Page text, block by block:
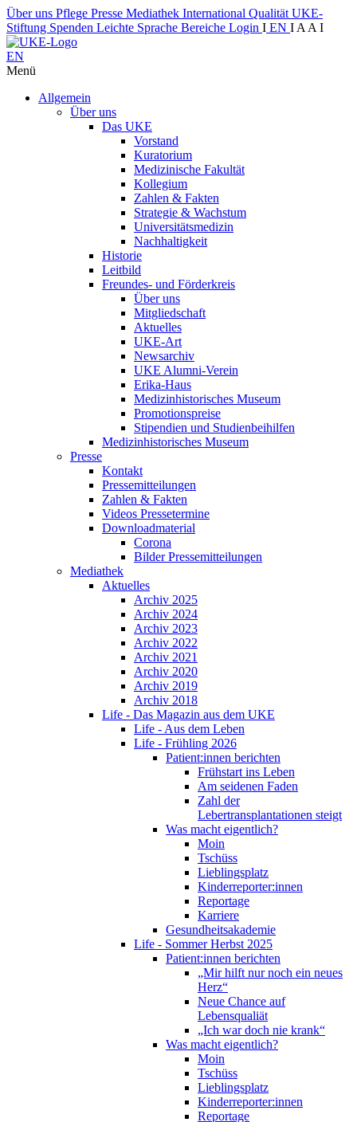
Über uns Pflege Presse Mediathek International Qualität UKE-
Stiftung Spenden Leichte Sprache Bereiche Login I EN I A A I
EN
Menü
Allgemein
Über uns
Das UKE
Vorstand
Kuratorium
Medizinische Fakultät
Kollegium
Zahlen & Fakten
Strategie & Wachstum
Universitätsmedizin
Nachhaltigkeit
Historie
Leitbild
Freundes- und Förderkreis
Über uns
Mitgliedschaft
Aktuelles
UKE-Art
Newsarchiv
UKE Alumni-Verein
Erika-Haus
Medizinhistorisches Museum
Promotionspreise
Stipendien und Studienbeihilfen
Medizinhistorisches Museum
Presse
Kontakt
Pressemitteilungen
Zahlen & Fakten
Videos Pressetermine
Downloadmaterial
Corona
Bilder Pressemitteilungen
Mediathek
Aktuelles
Archiv 2025
Archiv 2024
Archiv 2023
Archiv 2022
Archiv 2021
Archiv 2020
Archiv 2019
Archiv 2018
Life - Das Magazin aus dem UKE
Life - Aus dem Leben
Life - Frühling 2026
Patient:innen berichten
Frühstart ins Leben
Am seidenen Faden
Zahl der
Lebertransplantationen steigt
Was macht eigentlich?
Moin
Tschüss
Lieblingsplatz
Kinderreporter:innen
Reportage
Karriere
Gesundheitsakademie
Life - Sommer Herbst 2025
Patient:innen berichten
„Mir hilft nur noch ein neues
Herz“
Neue Chance auf
Lebensqualiät
„Ich war doch nie krank“
Was macht eigentlich?
Moin
Tschüss
Lieblingsplatz
Kinderreporter:innen
Reportage